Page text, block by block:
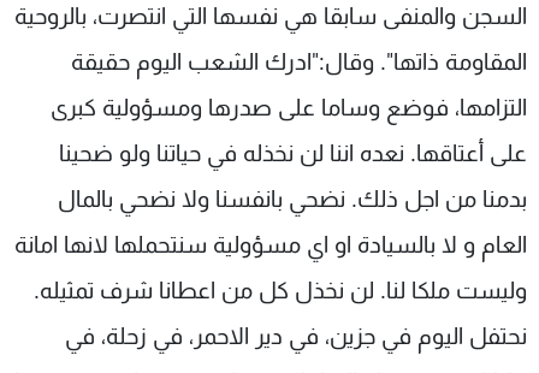
السجن والمنفى سابقا هي نفسها التي انتصرت، بالروحية
المقاومة ذاتها". وقال:"ادرك الشعب اليوم حقيقة
التزامها، فوضع وساما على صدرها ومسؤولية كبرى
على أعتاقها. نعده اننا لن نخذله في حياتنا ولو ضحينا
بدمنا من اجل ذلك. نضحي بانفسنا ولا نضحي بالمال
العام و لا بالسيادة او اي مسؤولية سنتحملها لانها امانة
وليست ملكا لنا. لن نخذل كل من اعطانا شرف تمثيله.
نحتفل اليوم في جزين، في دير الاحمر، في زحلة، في